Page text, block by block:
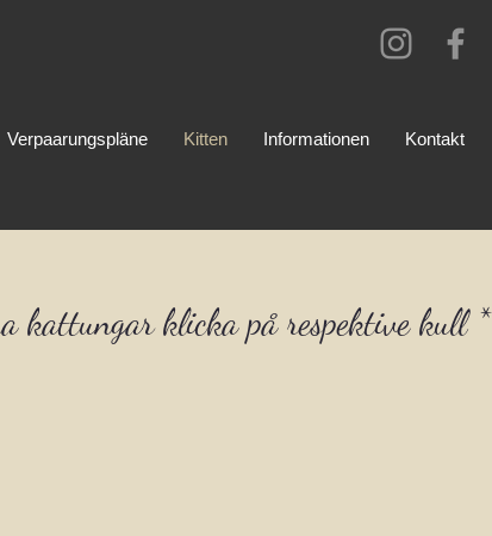
Verpaarungspläne Kitten Informationen Kontakt
kattungar klicka på respektive kull *